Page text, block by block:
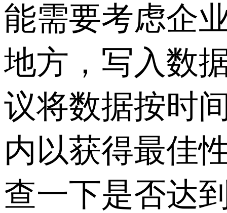
能需要考虑企
地方，写入数
议将数据按时
内以获得最佳
查一下是否达